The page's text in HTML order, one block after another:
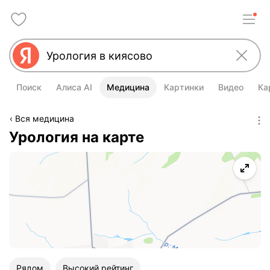
Поиск Алиса AI Медицина Картинки Видео
Вся медицина
Урология на карте
Рядом Высокий рейтинг